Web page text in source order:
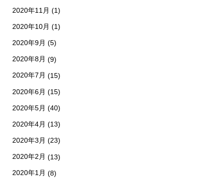
2020年11月 (1)
2020年10月 (1)
2020年9月 (5)
2020年8月 (9)
2020年7月 (15)
2020年6月 (15)
2020年5月 (40)
2020年4月 (13)
2020年3月 (23)
2020年2月 (13)
2020年1月 (8)